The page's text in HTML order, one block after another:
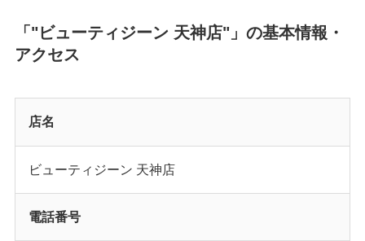
「"ビューティジーン 天神店"」の基本情報・
アクセス
店名
ビューティジーン 天神店
電話番号